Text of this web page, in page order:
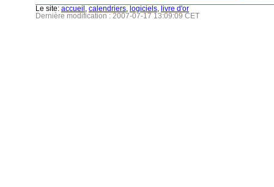
Le site: accueil calendriers logiciels
livre d'or
Dernière modification : 2007-07-17 13:09:09 CET